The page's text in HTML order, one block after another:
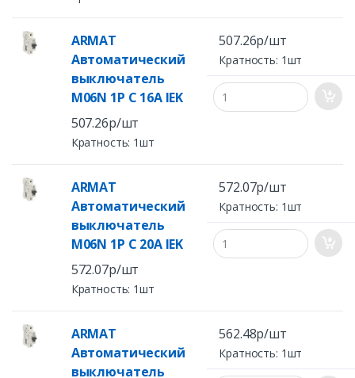
ARMAT
Автоматический
выключатель
M06N 1P C 16А IEK
507.26р/шт
Кратность: 1шт
507.26р/шт
Кратность: 1шт
ARMAT
Автоматический
выключатель
M06N 1P C 20А IEK
572.07р/шт
Кратность: 1шт
572.07р/шт
Кратность: 1шт
ARMAT
Автоматический
выключатель
562.48р/шт
Кратность: 1шт